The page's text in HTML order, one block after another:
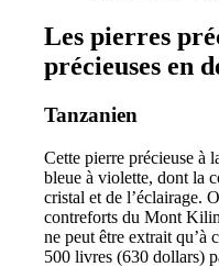
Les pierres
précieuses en
Tanzanien
Cette pierre précieuse à
bleue à violette, dont la
cristal et de l’éclairage.
contreforts du Mont
ne peut être extrait qu’à
500 livres (630 dollars)